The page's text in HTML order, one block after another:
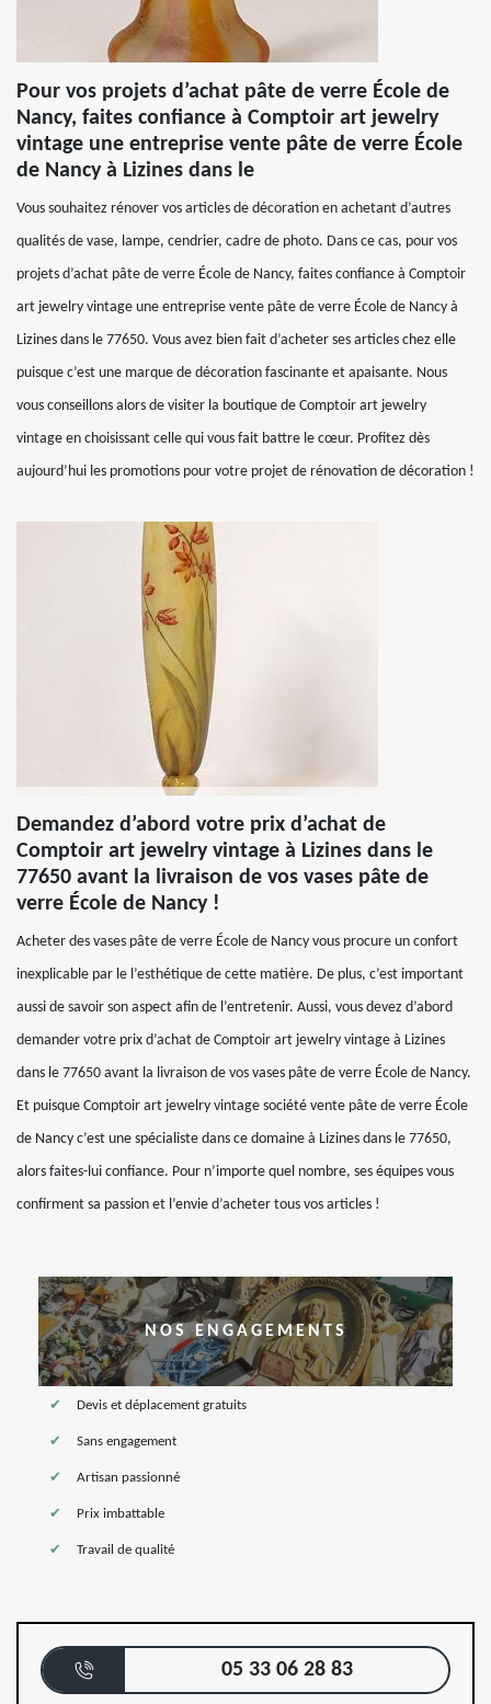
Pour vos projets d’achat pâte de verre École de
Nancy, faites confiance à Comptoir art jewelry
vintage une entreprise vente pâte de verre École
de Nancy à Lizines dans le
Vous souhaitez rénover vos articles de décoration en achetant d’autres
qualités de vase, lampe, cendrier, cadre de photo. Dans ce cas, pour vos
projets d’achat pâte de verre École de Nancy, faites confiance à Comptoir
art jewelry vintage une entreprise vente pâte de verre École de Nancy à
Lizines dans le 77650. Vous avez bien fait d’acheter ses articles chez elle
puisque c’est une marque de décoration fascinante et apaisante. Nous
vous conseillons alors de visiter la boutique de Comptoir art jewelry
vintage en choisissant celle qui vous fait battre le cœur. Profitez dès
aujourd’hui les promotions pour votre projet de rénovation de décoration !
Demandez d’abord votre prix d’achat de
Comptoir art jewelry vintage à Lizines dans le
77650 avant la livraison de vos vases pâte de
verre École de Nancy !
Acheter des vases pâte de verre École de Nancy vous procure un confort
inexplicable par le l’esthétique de cette matière. De plus, c’est important
aussi de savoir son aspect afin de l’entretenir. Aussi, vous devez d’abord
demander votre prix d’achat de Comptoir art jewelry vintage à Lizines
dans le 77650 avant la livraison de vos vases pâte de verre École de Nancy.
Et puisque Comptoir art jewelry vintage société vente pâte de verre École
de Nancy c’est une spécialiste dans ce domaine à Lizines dans le 77650,
alors faites-lui confiance. Pour n’importe quel nombre, ses équipes vous
confirment sa passion et l’envie d’acheter tous vos articles !
NOS ENGAGEMENTS
Devis et déplacement gratuits
Sans engagement
Artisan passionné
Prix imbattable
Travail de qualité
05 33 06 28 83